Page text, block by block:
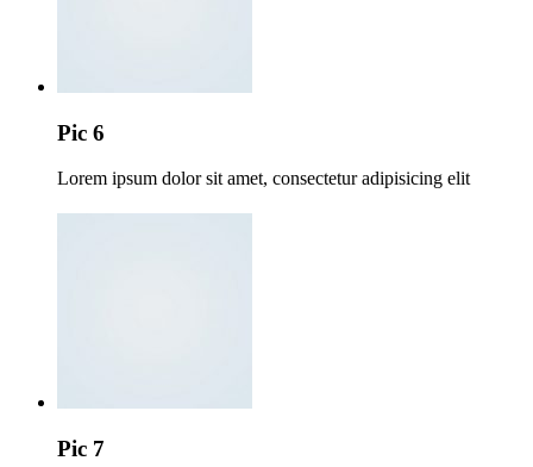
Pic 6
Lorem ipsum dolor sit amet, consectetur adipisicing elit
Pic 7